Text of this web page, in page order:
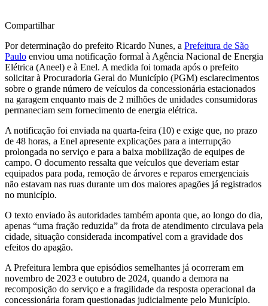
Compartilhar
Por determinação do prefeito Ricardo Nunes, a Prefeitura de São
Paulo enviou uma notificação formal à Agência Nacional de Energia
Elétrica (Aneel) e à Enel. A medida foi tomada após o prefeito
solicitar à Procuradoria Geral do Município (PGM) esclarecimentos
sobre o grande número de veículos da concessionária estacionados
na garagem enquanto mais de 2 milhões de unidades consumidoras
permaneciam sem fornecimento de energia elétrica.
A notificação foi enviada na quarta-feira (10) e exige que, no prazo
de 48 horas, a Enel apresente explicações para a interrupção
prolongada no serviço e para a baixa mobilização de equipes de
campo. O documento ressalta que veículos que deveriam estar
equipados para poda, remoção de árvores e reparos emergenciais
não estavam nas ruas durante um dos maiores apagões já registrados
no município.
O texto enviado às autoridades também aponta que, ao longo do dia,
apenas “uma fração reduzida” da frota de atendimento circulava pela
cidade, situação considerada incompatível com a gravidade dos
efeitos do apagão.
A Prefeitura lembra que episódios semelhantes já ocorreram em
novembro de 2023 e outubro de 2024, quando a demora na
recomposição do serviço e a fragilidade da resposta operacional da
concessionária foram questionadas judicialmente pelo Município.